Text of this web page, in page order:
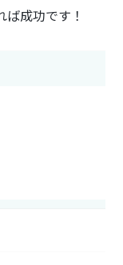
成功です！